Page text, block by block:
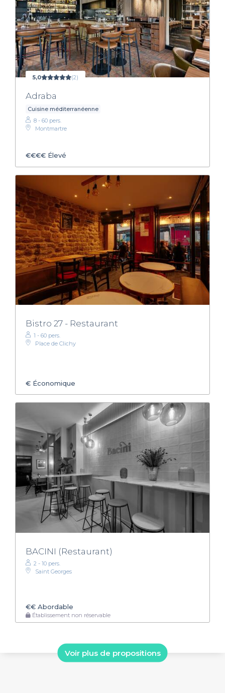
5,0 (2)
Adraba
Cuisine méditerranéenne
8 - 60 pers.
Montmartre
€€€€ Élevé
Bistro 27 - Restaurant
1 - 60 pers.
Place de Clichy
€ Économique
BACINI (Restaurant)
2 - 10 pers.
Saint Georges
€€ Abordable
Établissement non réservable
Voir plus de propositions